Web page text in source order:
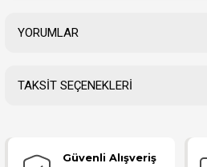
YORUMLAR
Yorum Yaz
TAKSİT SEÇENEKLERİ
Güvenli Alışveriş